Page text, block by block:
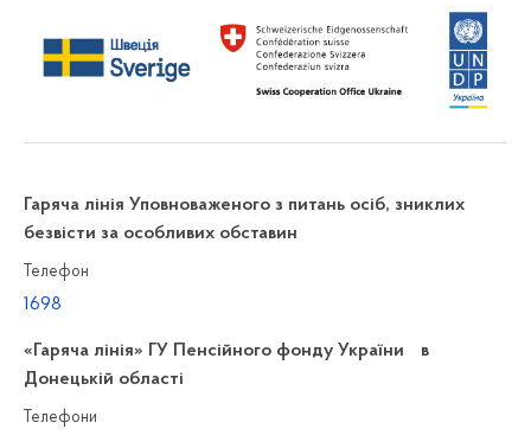
Гаряча лінія Уповноваженого з питань осіб, зниклих
безвісти за особливих обставин
Телефон
1698
«Гаряча лінія» ГУ Пенсійного фонду України в
Донецькій області
Телефони